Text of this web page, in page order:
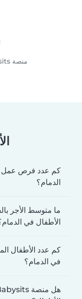
منصة Babysits مجانية لجليسات الأطفال!
كم عدد فرص عمل
الدمام؟
ما متوسط الأجر
الأطفال في
كم عدد الأطفال
في الدمام؟